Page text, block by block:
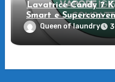
Lavatrice Candy 7
Smart e
Queen of laundry